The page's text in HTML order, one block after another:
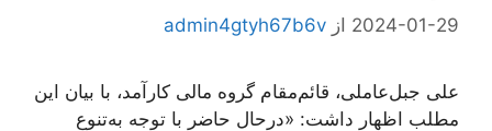
2024-01-29 از admin4gtyh67b6v
علی جبل‌عاملی، قائم‌مقام گروه مالی کارآمد، با بیان این
مطلب اظهار داشت: «درحال ‌حاضر با توجه به‌تنوع